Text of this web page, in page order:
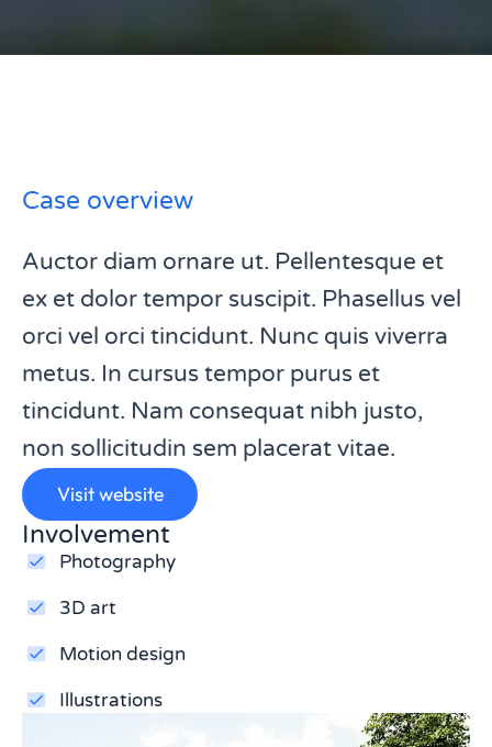
Case overview
Auctor diam ornare ut. Pellentesque et
ex et dolor tempor suscipit. Phasellus vel
orci vel orci tincidunt. Nunc quis viverra
metus. In cursus tempor purus et
tincidunt. Nam consequat nibh justo,
non sollicitudin sem placerat vitae.
Visit website
Involvement
Photography
3D art
Motion design
Illustrations